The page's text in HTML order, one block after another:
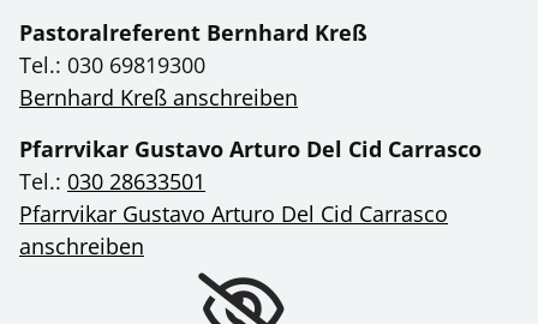
Pastoralreferent Bernhard Kreß
Tel.: 030 69819300
Bernhard Kreß anschreiben
Pfarrvikar Gustavo Arturo Del Cid Carrasco
Tel.: 030 28633501
Pfarrvikar Gustavo Arturo Del Cid Carrasco
anschreiben